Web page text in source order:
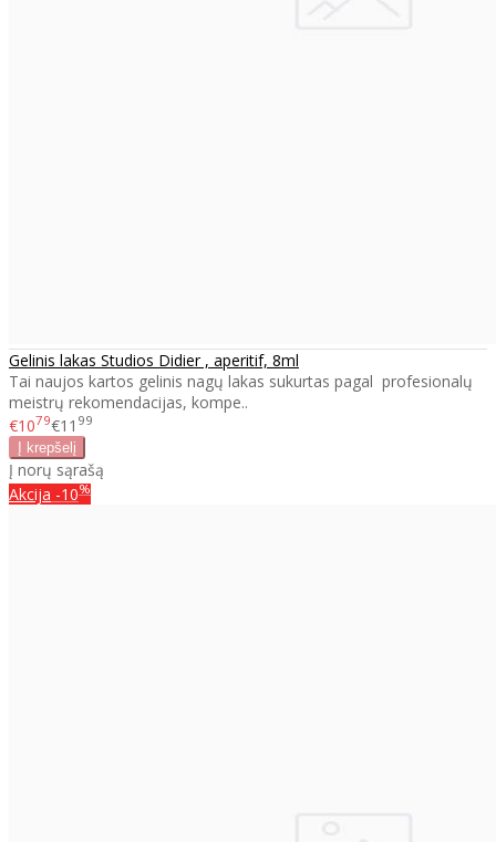
Gelinis lakas Studios Didier , aperitif, 8ml
Tai naujos kartos gelinis nagų lakas sukurtas pagal profesionalų
meistrų rekomendacijas, kompe..
€1079€11 99
Į norų sąrašą
Akcija -10%